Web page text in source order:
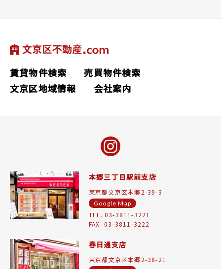
賃貸物件検索
売買物件検索
文京区地域情報
会社案内
本郷三丁目駅前支店
東京都文京区本郷2-39-3
Google Map
TEL. 03-3811-3221
FAX. 03-3811-3222
春日通支店
東京都文京区本郷2-38-21